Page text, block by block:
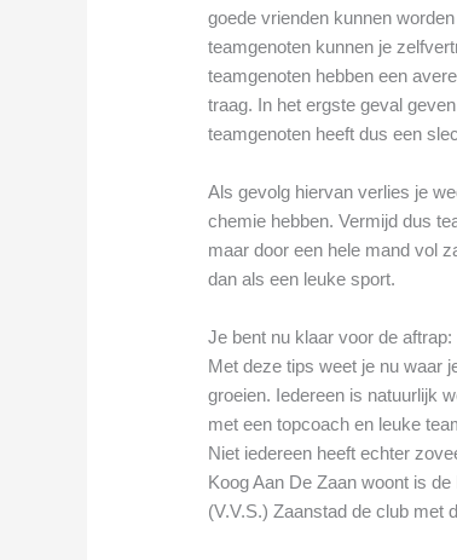
goede vrienden kunnen
teamgenoten kunnen je
teamgenoten hebben een
traag. In het ergste geval
teamgenoten heeft dus een
Als gevolg hiervan verlies je
chemie hebben. Vermijd dus
maar door een hele mand vol
dan als een leuke sport.
Je bent nu klaar voor de
Met deze tips weet je nu waar
groeien. Iedereen is natuurlijk
met een topcoach en leuke
Niet iedereen heeft echter
Koog Aan De Zaan woont is
(V.V.S.) Zaanstad de club met